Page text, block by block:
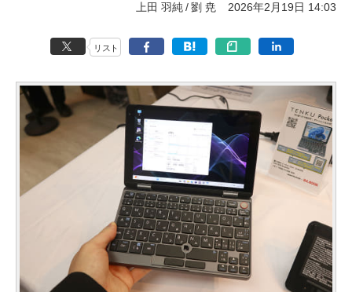
上田 羽純 劉 尭 2026年2月19日 14:03
リスト